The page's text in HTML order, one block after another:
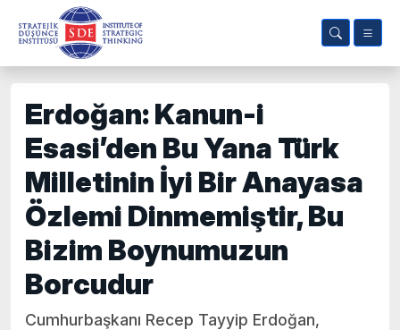
Erdoğan: Kanun-i
Esasi’den Bu Yana Türk
Milletinin İyi Bir Anayasa
Özlemi Dinmemiştir, Bu
Bizim Boynumuzun
Borcudur
Cumhurbaşkanı Recep Tayyip Erdoğan,